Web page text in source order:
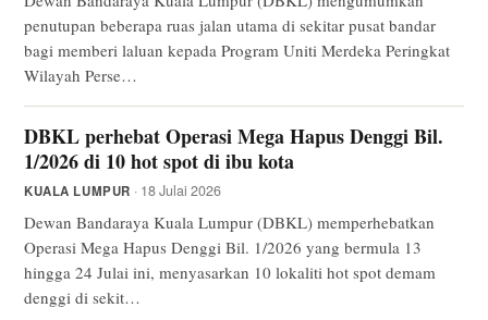
penutupan beberapa ruas jalan utama di sekitar pusat bandar
bagi memberi laluan kepada Program Uniti Merdeka Peringkat
Wilayah Perse…
DBKL perhebat Operasi Mega Hapus Denggi Bil.
1/2026 di 10 hot spot di ibu kota
KUALA LUMPUR · 18 Julai 2026
Dewan Bandaraya Kuala Lumpur (DBKL) memperhebatkan
Operasi Mega Hapus Denggi Bil. 1/2026 yang bermula 13
hingga 24 Julai ini, menyasarkan 10 lokaliti hot spot demam
denggi di sekit…